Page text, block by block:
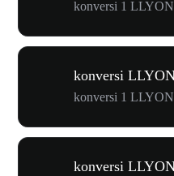
konversi 1
konversi
konversi 1
konversi